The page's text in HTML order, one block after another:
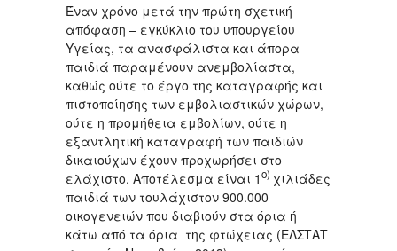
Έναν χρόνο μετά την πρώτη σχετική
απόφαση – εγκύκλιο του υπουργείου
Υγείας, τα ανασφάλιστα και άπορα
παιδιά παραμένουν ανεμβολίαστα,
καθώς ούτε το έργο της καταγραφής και
πιστοποίησης των εμβολιαστικών χώρων,
ούτε η προμήθεια εμβολίων, ούτε η
εξαντλητική καταγραφή των παιδιών
δικαιούχων έχουν προχωρήσει στο
ελάχιστο. Αποτέλεσμα είναι 1ο) χιλιάδες
παιδιά των τουλάχιστον 900.000
οικογενειών που διαβιούν στα όρια ή
κάτω από τα όρια της φτώχειας (ΕΛΣΤΑΤ